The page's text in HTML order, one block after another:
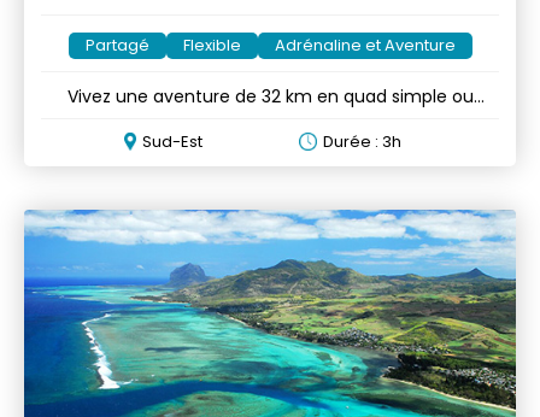
Partagé Flexible Adrénaline et Aventure
Vivez une aventure de 32 km en quad simple ou
Sud-Est Durée : 3h